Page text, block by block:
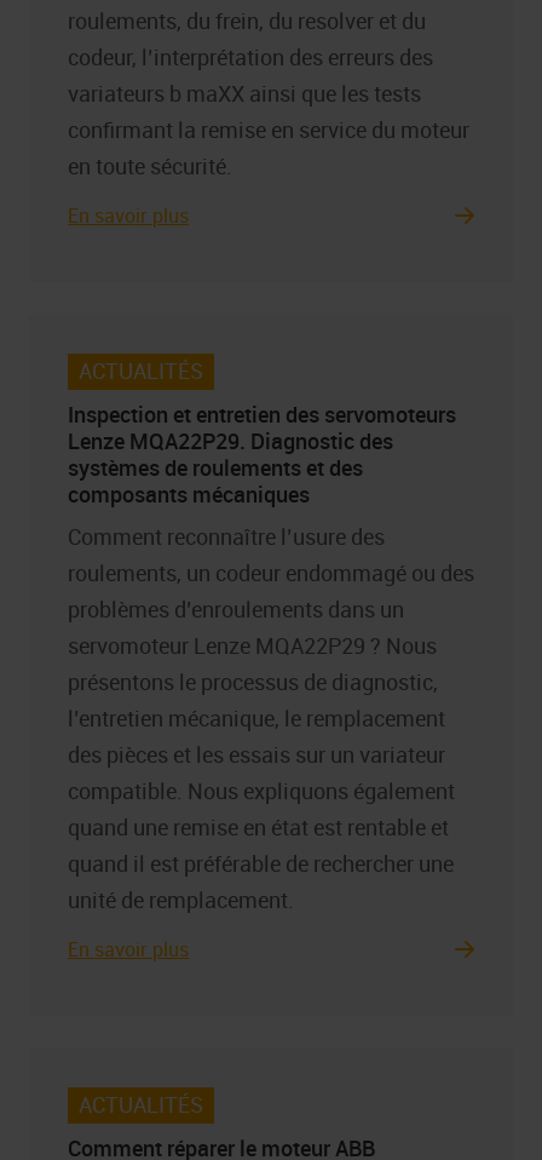
roulements, du frein, du resolver et du
codeur, l’interprétation des erreurs des
variateurs b maXX ainsi que les tests
confirmant la remise en service du moteur
en toute sécurité.
En savoir plus
ACTUALITÉS
Inspection et entretien des servomoteurs
Lenze MQA22P29. Diagnostic des
systèmes de roulements et des
composants mécaniques
Comment reconnaître l’usure des
roulements, un codeur endommagé ou des
problèmes d’enroulements dans un
servomoteur Lenze MQA22P29 ? Nous
présentons le processus de diagnostic,
l’entretien mécanique, le remplacement
des pièces et les essais sur un variateur
compatible. Nous expliquons également
quand une remise en état est rentable et
quand il est préférable de rechercher une
unité de remplacement.
En savoir plus
ACTUALITÉS
Comment réparer le moteur ABB